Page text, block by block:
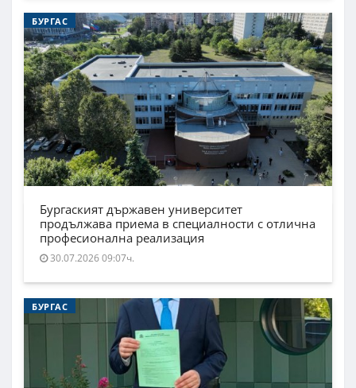
БУРГАС
Бургаският държавен университет
продължава приема в специалности с отлична
професионална реализация
30.07.2026 09:07ч.
БУРГАС